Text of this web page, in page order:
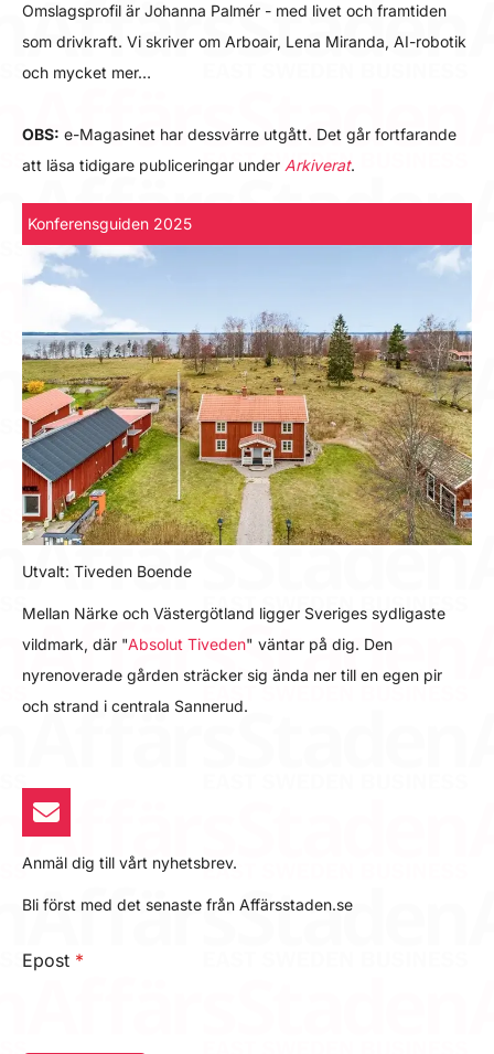
Omslagsprofil är Johanna Palmér - med livet och framtiden
som drivkraft. Vi skriver om Arboair, Lena Miranda, AI-robotik
och mycket mer…
OBS: e-Magasinet har dessvärre utgått. Det går fortfarande
att läsa tidigare publiceringar under Arkiverat.
Konferensguiden 2025
Utvalt: Tiveden Boende
Mellan Närke och Västergötland ligger Sveriges sydligaste
vildmark, där "Absolut Tiveden" väntar på dig. Den
nyrenoverade gården sträcker sig ända ner till en egen pir
och strand i centrala Sannerud.
Anmäl dig till vårt nyhetsbrev.
Bli först med det senaste från Affärsstaden.se
Epost *